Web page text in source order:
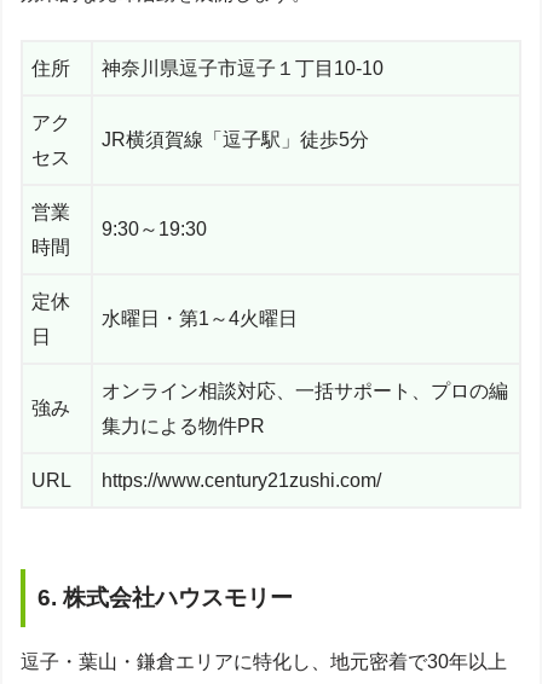
住所 神奈川県逗子市逗子１丁目10-10
アク
セス
JR横須賀線「逗子駅」徒歩5分
営業
時間
9:30～19:30
定休
日
水曜日・第1～4火曜日
強み
オンライン相談対応、一括サポート、プロの編
集力による物件PR
URL https://www.century21zushi.com/
6. 株式会社ハウスモリー
逗子・葉山・鎌倉エリアに特化し、地元密着で30年以上